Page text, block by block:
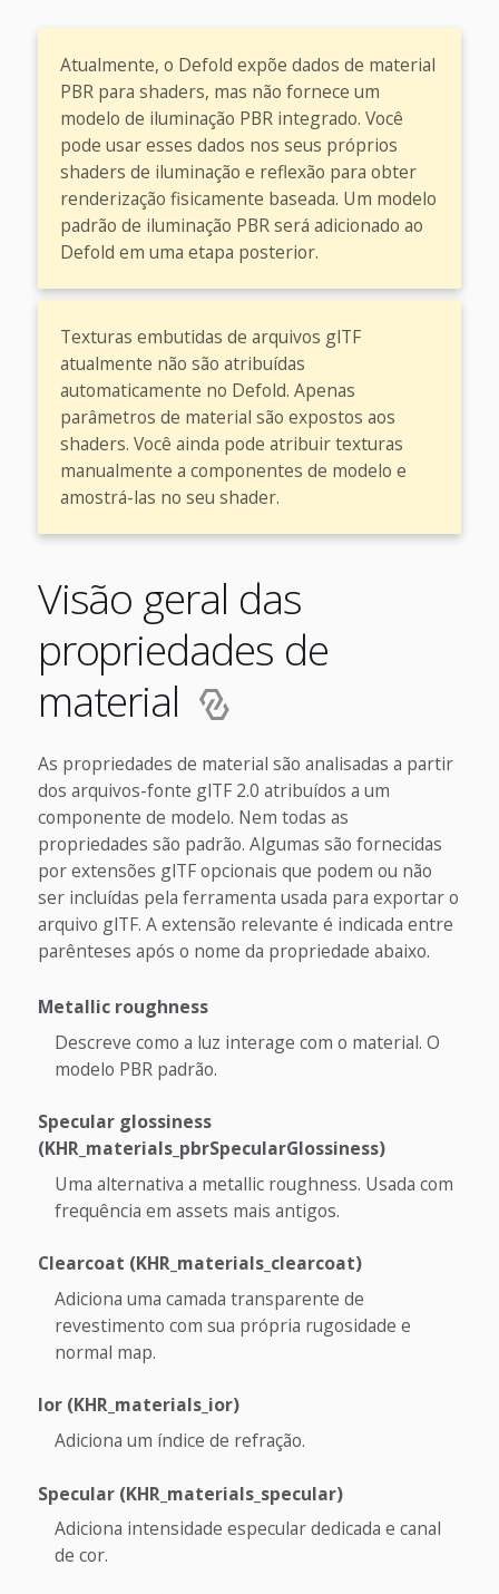
Atualmente, o Defold expõe dados de material
PBR para shaders, mas não fornece um
modelo de iluminação PBR integrado. Você
pode usar esses dados nos seus próprios
shaders de iluminação e reflexão para obter
renderização fisicamente baseada. Um modelo
padrão de iluminação PBR será adicionado ao
Defold em uma etapa posterior.
Texturas embutidas de arquivos glTF
atualmente não são atribuídas
automaticamente no Defold. Apenas
parâmetros de material são expostos aos
shaders. Você ainda pode atribuir texturas
manualmente a componentes de modelo e
amostrá-las no seu shader.
Visão geral das
propriedades de
material
As propriedades de material são analisadas a partir
dos arquivos-fonte glTF 2.0 atribuídos a um
componente de modelo. Nem todas as
propriedades são padrão. Algumas são fornecidas
por extensões glTF opcionais que podem ou não
ser incluídas pela ferramenta usada para exportar o
arquivo glTF. A extensão relevante é indicada entre
parênteses após o nome da propriedade abaixo.
Metallic roughness
Descreve como a luz interage com o material. O
modelo PBR padrão.
Specular glossiness
(KHR_materials_pbrSpecularGlossiness)
Uma alternativa a metallic roughness. Usada com
frequência em assets mais antigos.
Clearcoat (KHR_materials_clearcoat)
Adiciona uma camada transparente de
revestimento com sua própria rugosidade e
normal map.
Ior (KHR_materials_ior)
Adiciona um índice de refração.
Specular (KHR_materials_specular)
Adiciona intensidade especular dedicada e canal
de cor.